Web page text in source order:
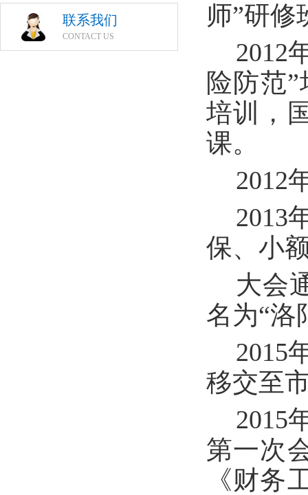
联系我们
CONTACT US
师”研修
2012
险防范
培训，
课。
2012
2013
保、小
大会
名为“洛
2015
移交至
2015
第一次
《财务